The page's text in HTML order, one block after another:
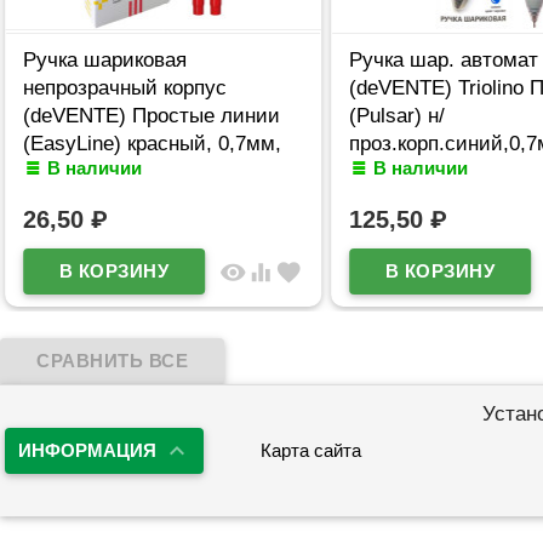
Ручка шариковая
непрозрачный корпус
(deVENTE) Простые линии
(EasyLine) красный, 0,7мм,
игла красный корпус
В наличии
26,50 ₽
visibility equalizer favorite
Ручка шар. автомат
(deVENTE) Triolino
(Pulsar) н/
арт.5070611 (Ст12)
В наличии
125,50 ₽
ИНФОРМАЦИЯ Карта сайта